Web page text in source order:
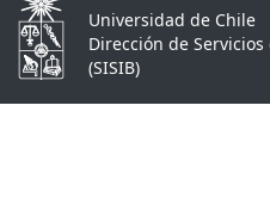
Universidad de Chile
Dirección de
(SISIB)